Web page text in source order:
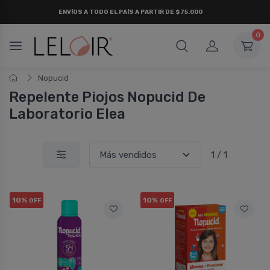
ENVÍOS A TODO EL PAÍS A PARTIR DE $75.000
0
Nopucid
Repelente Piojos Nopucid De
Laboratorio Elea
1 / 1
10% OFF 10% OFF